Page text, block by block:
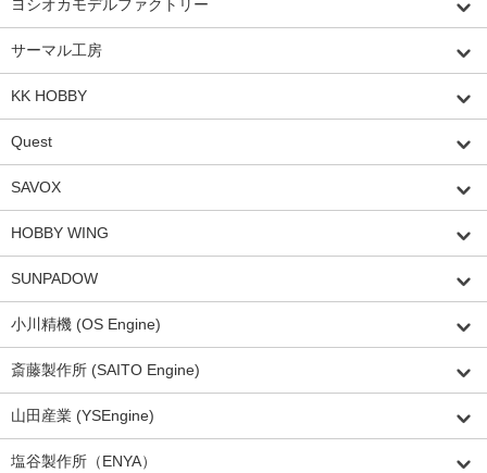
ヨシオカモデルファクトリー
サーマル工房
KK HOBBY
Quest
SAVOX
HOBBY WING
SUNPADOW
小川精機 (OS Engine)
斎藤製作所 (SAITO Engine)
山田産業 (YSEngine)
塩谷製作所（ENYA）